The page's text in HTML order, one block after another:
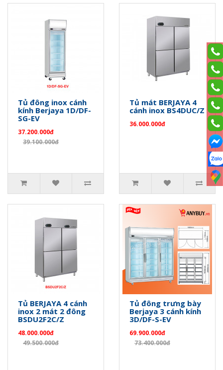
Tủ đông inox cánh
kính Berjaya 1D/DF-
SG-EV
37.200.000đ
39.100.000đ
Tủ mát BERJAYA 4
cánh inox BS4DUC/Z
36.000.000đ
Tủ BERJAYA 4 cánh
inox 2 mát 2 đông
BSDU2F2C/Z
48.000.000đ
49.500.000đ
Tủ đông trưng bày
Berjaya 3 cánh kính
3D/DF-S-EV
69.900.000đ
73.400.000đ